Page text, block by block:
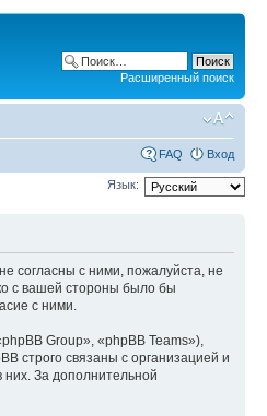
Расширенный поиск
FAQ Вход
Язык:
согласны с ними, пожалуйста, не
с вашей стороны было бы
с ними.
Group», «phpBB Teams»),
строго связаны с организацией и
За дополнительной